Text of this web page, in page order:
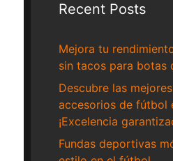
Recent Posts
Mejora tu
sin tacos para botas
Descubre las
accesorios de fútbol
¡Excelencia
Fundas deportivas